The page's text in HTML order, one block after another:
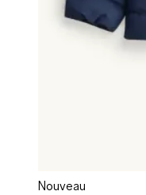
Nouveau